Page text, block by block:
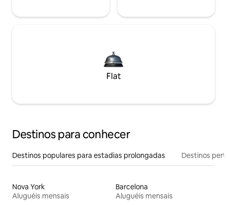
Flat
Destinos para conhecer
Destinos populares para estadias prolongadas Destinos
Nova York
Aluguéis mensais
Barcelona
Aluguéis mensais